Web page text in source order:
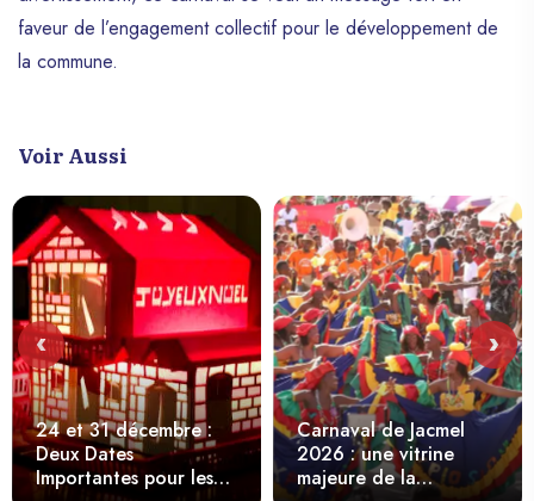
faveur de l’engagement collectif pour le développement de
la commune.
Voir Aussi
24 et 31 décembre :
Deux Dates
Importantes pour les
Carnaval de Jacmel
2026 : une vitrine
majeure de la
‹ ›